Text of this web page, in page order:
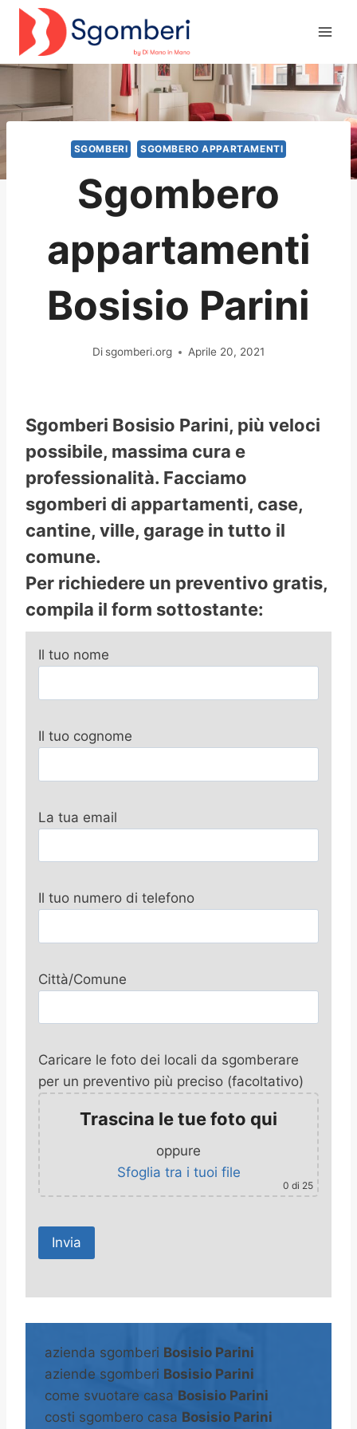
Salta
contenuto
SGOMBERI SGOMBERO APPARTAMENTI
Sgombero
appartamenti
Bosisio Parini
Di sgomberi.org Aprile 20, 2021
Sgomberi Bosisio Parini, più veloci
possibile, massima cura e
professionalità. Facciamo
sgomberi di appartamenti, case,
cantine, ville, garage in tutto il
comune.
Per richiedere un preventivo gratis,
compila il form sottostante:
Il tuo nome
Il tuo cognome
La tua email
Il tuo numero di telefono
Città/Comune
Caricare le foto dei locali da sgomberare
per un preventivo più preciso (facoltativo)
Trascina le tue foto qui
oppure
Sfoglia tra i tuoi file
0 di 25
A
e
n
a
azienda sgomberi Bosisio Parini
aziende sgomberi Bosisio Parini
come svuotare casa Bosisio Parini
costi sgombero casa Bosisio Parini